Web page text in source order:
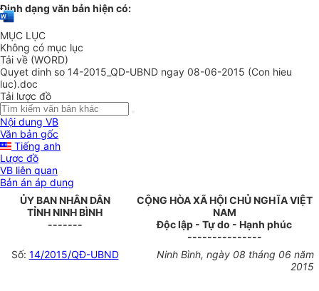
Định dạng văn bản hiện có:
MỤC LỤC
Không có mục lục
Tải về (WORD)
Quyet dinh so 14-2015_QD-UBND ngay 08-06-2015 (Con hieu
luc).doc
Tải lược đồ
Nội dung VB
Văn bản gốc
Tiếng anh
Lược đồ
VB liên quan
Bản án áp dụng
ỦY BAN NHÂN DÂN
TỈNH NINH BÌNH
-------
CỘNG HÒA XÃ HỘI CHỦ NGHĨA VIỆT
NAM
Độc lập - Tự do - Hạnh phúc
---------------
Số: 14/2015/QĐ-UBND
Ninh Bình, ngày 08 tháng 06 năm
2015